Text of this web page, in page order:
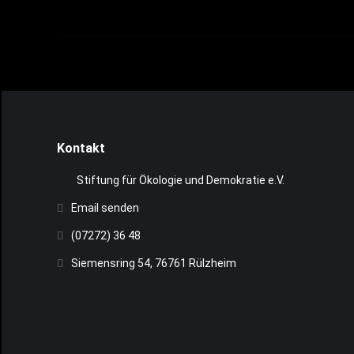
Kontakt
Stiftung für Ökologie und Demokratie e.V.
Email senden
(07272) 36 48
Siemensring 54, 76761 Rülzheim